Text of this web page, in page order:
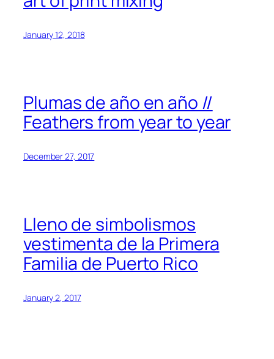
January 12, 2018
Plumas de año en año //
Feathers from year to year
December 27, 2017
Lleno de simbolismos
vestimenta de la Primera
Familia de Puerto Rico
January 2, 2017